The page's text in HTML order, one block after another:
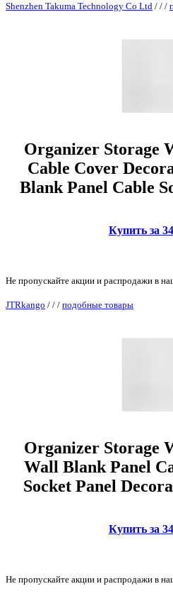
Shenzhen Takuma Technology Co Ltd / / /
Organizer Storage
Cable Cover
Blank Panel Cable
Купить за
Не пропускайте акции и распродажи в
JTRkango / / / подобные товары
Organizer Storage
Wall Blank Panel
Socket Panel
Купить за
Не пропускайте акции и распродажи в